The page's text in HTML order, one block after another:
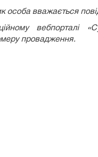
вважається
вебпорталі
провадження.